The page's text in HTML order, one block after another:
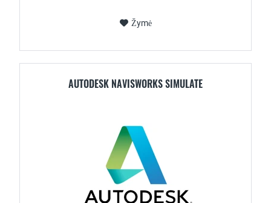
Žymė
AUTODESK NAVISWORKS SIMULATE